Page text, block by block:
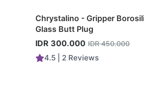
Chrystalino - Gripper
Glass Butt Plug
IDR 300.000 IDR 450.000
4.5 | 2 Reviews